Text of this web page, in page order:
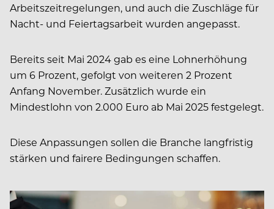
Arbeitszeitregelungen, und auch die Zuschläge für
Nacht- und Feiertagsarbeit wurden angepasst.
Bereits seit Mai 2024 gab es eine Lohnerhöhung
um 6 Prozent, gefolgt von weiteren 2 Prozent
Anfang November. Zusätzlich wurde ein
Mindestlohn von 2.000 Euro ab Mai 2025 festgelegt.
Diese Anpassungen sollen die Branche langfristig
stärken und fairere Bedingungen schaffen.